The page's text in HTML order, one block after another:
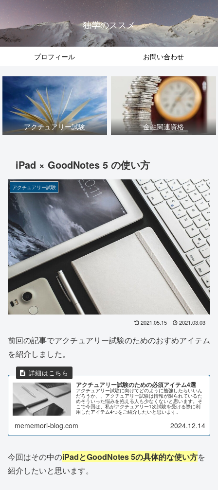
独学のススメ
プロフィール お問い合わせ
アクチュアリー試験 金融関連資格
iPad × GoodNotes 5 の使い方
アクチュアリー試験
2021.05.15 2021.03.03
前回の記事でアクチュアリー試験のためのおすめアイテム
を紹介しました。
アクチュアリー試験のための必須アイテム4選
アクチュアリー試験に向けてどのように勉強したらいいん
だろうか、、アクチュアリー試験は情報が限られているた
めそういった悩みを抱える人も少なくないと思います。そ
こで今回は、私がアクチュアリー1次試験を受ける際に利
用したアイテム4つをご紹介したいと思います。
mememori-blog.com 2024.12.14
今回はその中のiPadとGoodNotes 5の具体的な使い方を
紹介したいと思います。